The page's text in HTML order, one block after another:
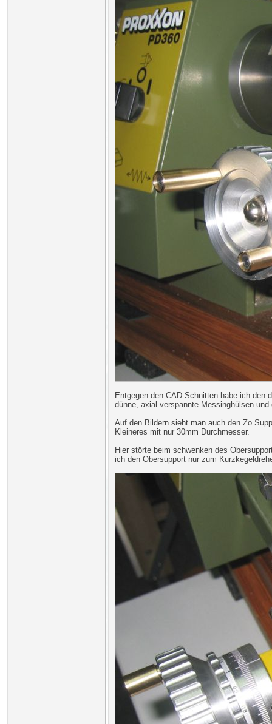
Entgegen den CAD Schnitten habe ich den
dünne, axial verspannte Messinghülsen
Auf den Bildern sieht man auch den Zo
Kleineres mit nur 30mm Durchmesser.
Hier störte beim schwenken des
ich den Obersupport nur zum